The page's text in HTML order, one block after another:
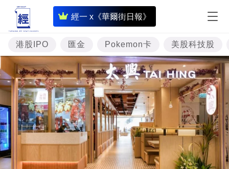
經一 x《華爾街日報》
即
時
財
經
專
題
投
資
樓
港股IPO 匯金 Pokemon卡 美股科技股